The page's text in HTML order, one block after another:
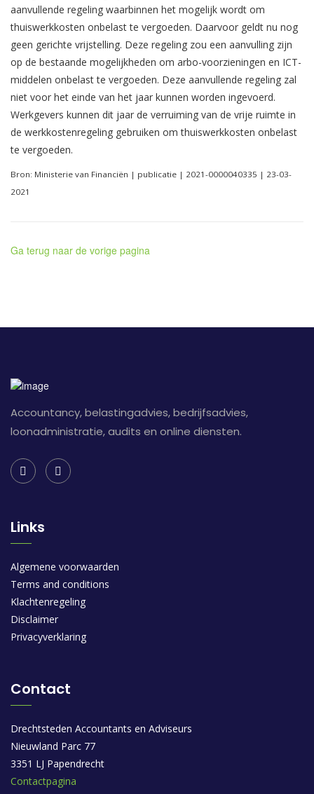
aanvullende regeling waarbinnen het mogelijk wordt om
thuiswerkkosten onbelast te vergoeden. Daarvoor geldt nu nog
geen gerichte vrijstelling. Deze regeling zou een aanvulling zijn
op de bestaande mogelijkheden om arbo-voorzieningen en ICT-
middelen onbelast te vergoeden. Deze aanvullende regeling zal
niet voor het einde van het jaar kunnen worden ingevoerd.
Werkgevers kunnen dit jaar de verruiming van de vrije ruimte in
de werkkostenregeling gebruiken om thuiswerkkosten onbelast
te vergoeden.
Bron: Ministerie van Financiën | publicatie | 2021-0000040335 | 23-03-
2021
Ga terug naar de vorige pagina
Accountancy, belastingadvies, bedrijfsadvies,
loonadministratie, audits en online diensten.
Links
Algemene voorwaarden
Terms and conditions
Klachtenregeling
Disclaimer
Privacyverklaring
Contact
Drechtsteden Accountants en Adviseurs
Nieuwland Parc 77
3351 LJ Papendrecht
Contactpagina